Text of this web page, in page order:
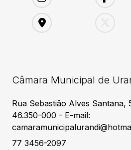
Câmara Municipal de
Rua Sebastião Alves Santana,
46.350-000 - E-mail:
77 3456-2097